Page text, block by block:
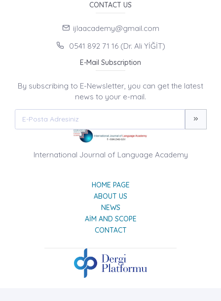
CONTACT US
ijlaacademy@gmail.com
0541 892 71 16 (Dr. Ali YİĞİT)
E-Mail Subscription
By subscribing to E-Newsletter, you can get the latest
news to your e-mail.
International Journal of Language Academy
HOME PAGE
ABOUT US
NEWS
AIM AND SCOPE
CONTACT